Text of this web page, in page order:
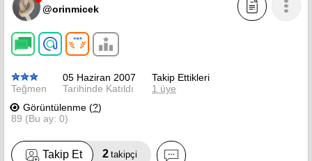
@orinmicek
Teğmen
05 Haziran 2007
Tarihinde Katıldı
Takip Ettikleri
1 üye
Görüntülenme (?)
89 (Bu ay: 0)
Takip Et 2 takipçi